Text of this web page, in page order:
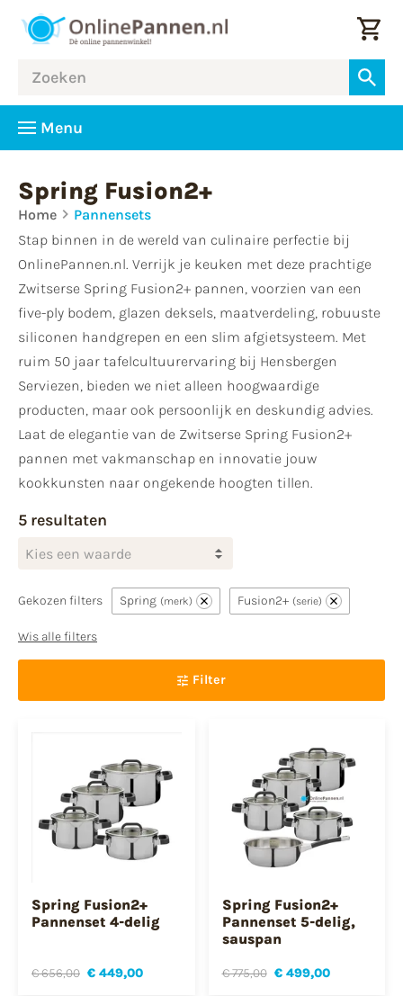
Menu
Spring Fusion2+
Home
Pannensets
Stap binnen in de wereld van culinaire perfectie bij
OnlinePannen.nl. Verrijk je keuken met deze prachtige
Zwitserse Spring Fusion2+ pannen, voorzien van een
five-ply bodem, glazen deksels, maatverdeling, robuuste
siliconen handgrepen en een slim afgietsysteem. Met
ruim 50 jaar tafelcultuurervaring bij Hensbergen
Serviezen, bieden we niet alleen hoogwaardige
producten, maar ook persoonlijk en deskundig advies.
Laat de elegantie van de Zwitserse Spring Fusion2+
pannen met vakmanschap en innovatie jouw
kookkunsten naar ongekende hoogten tillen.
5 resultaten
Kies een waarde
Gekozen filters Spring merk Fusion2+ serie
Wis alle filters
Filter
Spring Fusion2+
Pannenset 4-delig
€ 656,00 € 449,00
Spring Fusion2+
Pannenset 5-delig,
sauspan
€ 775,00 € 499,00